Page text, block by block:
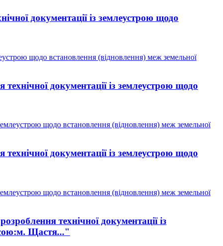
документації із землеустрою щодо
щодо встановлення (відновлення) меж земельної
документації із землеустрою щодо
щодо встановлення (відновлення) меж земельної
документації із землеустрою щодо
щодо встановлення (відновлення) меж земельної
технічної документації із
Щастя..."